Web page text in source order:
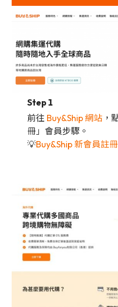
Step 1
前往 Buy&Ship 網站 ，
冊」會員步驟。
💡Buy&Ship 新會員註